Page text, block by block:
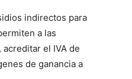
indirectos para
a las
el IVA de
de ganancia a